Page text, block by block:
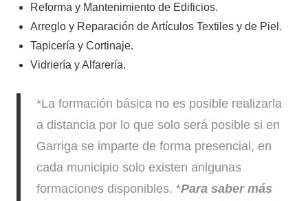
Reforma y Mantenimiento de Edificios.
Arreglo y Reparación de Artículos Textiles y de Piel.
Tapicería y Cortinaje.
Vidriería y Alfarería.
*La formación básica no es posible realizarla
a distancia por lo que solo será posible si en
Garriga se imparte de forma presencial, en
cada municipio solo existen anlgunas
formaciones disponibles. *Para saber más